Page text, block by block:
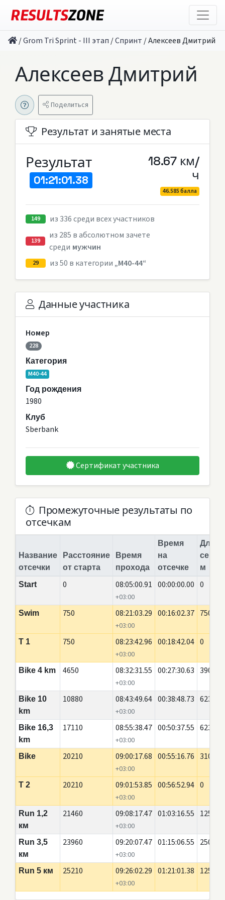
/Grom Tri Sprint - III этап /Спринт /Алексеев Дмитрий
Алексеев Дмитрий
Поделиться
Результат и занятые места
Результат
01:21:01.38
18.67 км/
ч
46.585 балла
149 из 336 среди всех участников
139
из 285 в абсолютном зачете
среди мужчин
29 из 50 в категории „M40-44“
Данные участника
Номер
228
Категория
M40-44
Год рождения
1980
Клуб
Sberbank
Сертификат участника
Промежуточные результаты по
отсечкам
Название
отсечки
Расстояние
от старта
Время
прохода
Время
на
отсечке
Длина
м
Start
0 08:05:00.91
+03:00
00:00:00.00 0
Swim 750 08:21:03.29
+03:00
00:16:02.37 750
T 1 750 08:23:42.96
+03:00
00:18:42.04 0
Bike 4 km 4650 08:32:31.55
+03:00
00:27:30.63 3900
Bike 10
km
10880 08:43:49.64
+03:00
00:38:48.73 6230
Bike 16,3
km
17110 08:55:38.47
+03:00
00:50:37.55 6230
Bike 20210 09:00:17.68
+03:00
00:55:16.76 3100
T 2 20210 09:01:53.85
+03:00
00:56:52.94 0
Run 1,2
км
21460 09:08:17.47
+03:00
01:03:16.55 1250
Run 3,5
км
23960 09:20:07.47
+03:00
01:15:06.55 2500
Run 5 км 25210 09:26:02.29
+03:00
01:21:01.38 1250